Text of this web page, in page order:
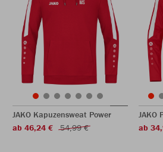
JAKO Kapuzensweat Power
ab 46,24 €
54,99 €
JAKO
ab